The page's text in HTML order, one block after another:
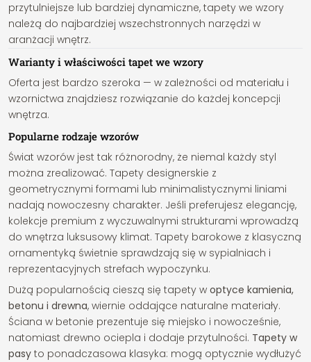
przytulniejsze lub bardziej dynamiczne, tapety we wzory
należą do najbardziej wszechstronnych narzędzi w
aranżacji wnętrz.
Warianty i właściwości tapet we wzory
Oferta jest bardzo szeroka — w zależności od materiału i
wzornictwa znajdziesz rozwiązanie do każdej koncepcji
wnętrza.
Popularne rodzaje wzorów
Świat wzorów jest tak różnorodny, że niemal każdy styl
można zrealizować. Tapety designerskie z
geometrycznymi formami lub minimalistycznymi liniami
nadają nowoczesny charakter. Jeśli preferujesz elegancję,
kolekcje premium z wyczuwalnymi strukturami wprowadzą
do wnętrza luksusowy klimat. Tapety barokowe z klasyczną
ornamentyką świetnie sprawdzają się w sypialniach i
reprezentacyjnych strefach wypoczynku.
Dużą popularnością cieszą się tapety w optyce kamienia,
betonu i drewna, wiernie oddające naturalne materiały.
Ściana w betonie prezentuje się miejsko i nowocześnie,
natomiast drewno ociepla i dodaje przytulności. Tapety w
pasy to ponadczasowa klasyka: mogą optycznie wydłużyć